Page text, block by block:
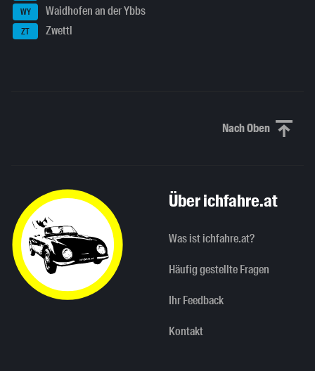
WY Waidhofen an der Ybbs
ZT Zwettl
Nach ObenNach oben
Über ichfahre.at
Was ist ichfahre.at?
Häufig gestellte Fragen
Ihr Feedback
Kontakt